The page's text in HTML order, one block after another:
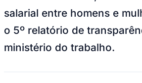
salarial entre homens e
o 5º relatório de
ministério do trabalho.